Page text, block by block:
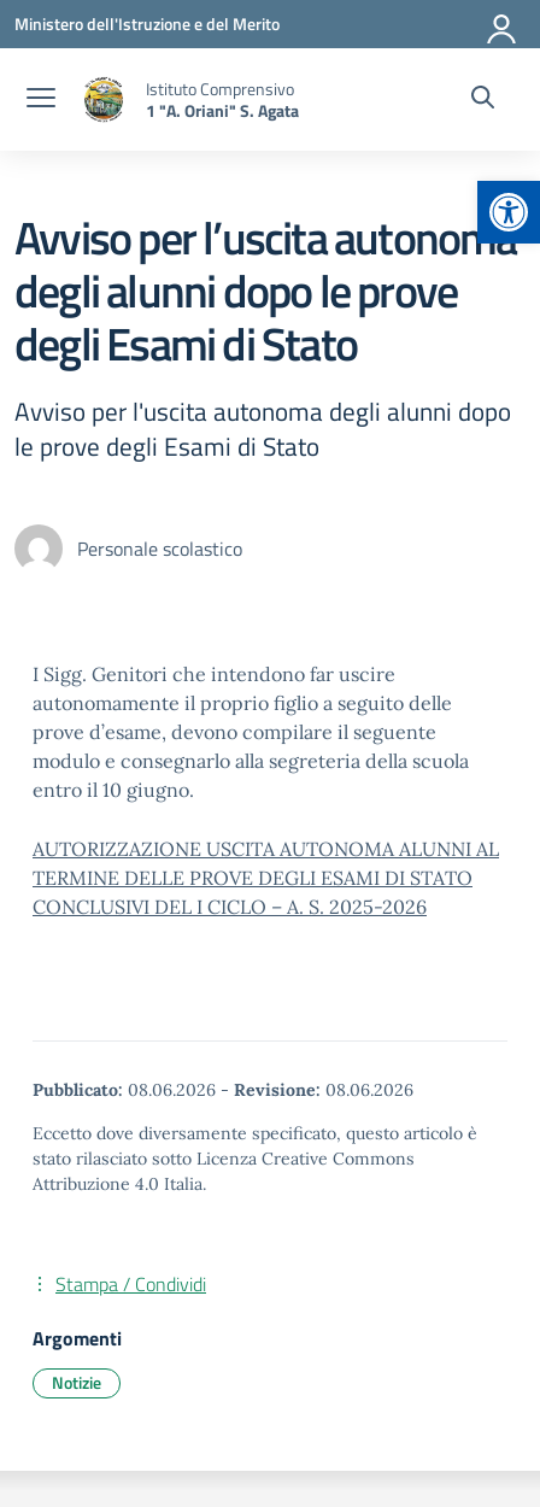
Vai ai contenuti
Vai al menu di navigazione
Vai al footer
Ministero dell'Istruzione e del Merito
Istituto Comprensivo
1 "A. Oriani" S. Agata
Avviso per l’uscita autonoma
degli alunni dopo le prove
degli Esami di Stato
Avviso per l'uscita autonoma degli alunni dopo
le prove degli Esami di Stato
Personale scolastico
I Sigg. Genitori che intendono far uscire
autonomamente il proprio figlio a seguito delle
prove d’esame, devono compilare il seguente
modulo e consegnarlo alla segreteria della scuola
entro il 10 giugno.
AUTORIZZAZIONE USCITA AUTONOMA ALUNNI AL
TERMINE DELLE PROVE DEGLI ESAMI DI STATO
CONCLUSIVI DEL I CICLO – A. S. 2025-2026
Pubblicato: 08.06.2026 - Revisione: 08.06.2026
Eccetto dove diversamente specificato, questo articolo è
stato rilasciato sotto Licenza Creative Commons
Attribuzione 4.0 Italia.
Stampa / Condividi
Argomenti
Notizie